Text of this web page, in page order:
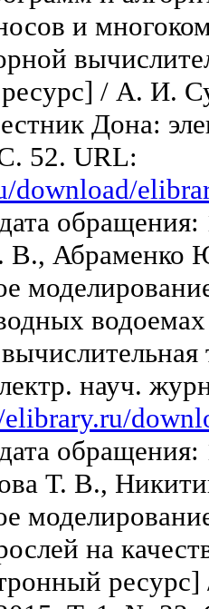
и
/ А. И.
Дона:
52. URL:
download/
обращения:
В., Абраменко
науч.
обращения:
Т. В.,
на